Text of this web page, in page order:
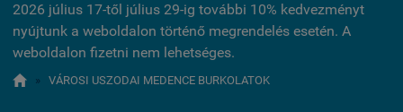
2026 július 17-től július 29-ig további 10% kedvezményt
nyújtunk a weboldalon történő megrendelés esetén. A
weboldalon fizetni nem lehetséges.
 » VÁROSI USZODAI MEDENCE BURKOLATOK